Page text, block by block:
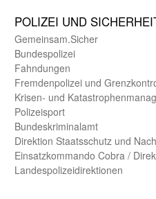
POLIZEI UND
Gemein­sam.Sicher
Bundes­polizei
Fahndungen
Fremdenpolizei und
Krisen- und
Polizeisport
Bundes­kriminal­amt
Direktion Staats­schutz und
Einsatz­kommando Cobra /
Landes­polizei­direk­tionen